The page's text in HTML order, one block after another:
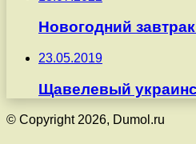
Новогодний
23.05.2019
Щавелевый
© Copyright 2026, Dumol.ru